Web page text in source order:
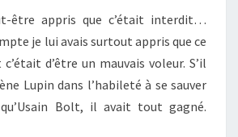
être appris que c’était interdit…
je lui avais surtout appris que ce
d’être un mauvais voleur. S’il
Lupin dans l’habileté à se sauver
Bolt, il avait tout gagné.